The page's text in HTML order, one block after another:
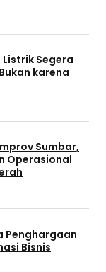
Segera
karena
Sumbar,
Operasional
Penghargaan
Bisnis